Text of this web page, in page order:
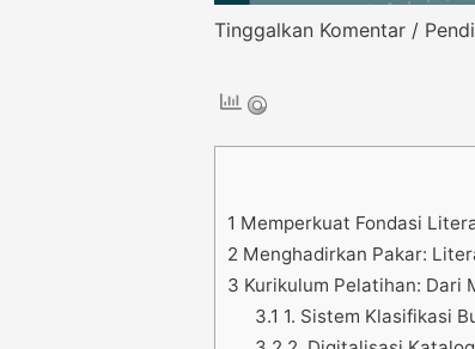
Tinggalkan Komentar /
1 Memperkuat Fondasi
2 Menghadirkan Pakar:
3 Kurikulum Pelatihan: Dari
3.1 1. Sistem Klasifikasi